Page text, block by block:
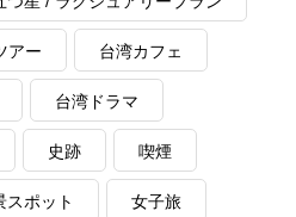
アー 台湾カフェ
台湾ドラマ
史跡 喫煙
スポット 女子旅